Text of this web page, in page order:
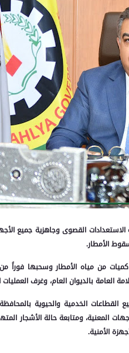
القصوى وجاهزية جميع
الأمطار.
من مياه الأمطار وسحبها فوراً
بالديوان العام، وغرف العمليات
الخدمية والحيوية بالمحافظة
المعنية، ومتابعة حالة الأشجار
الأمنية.